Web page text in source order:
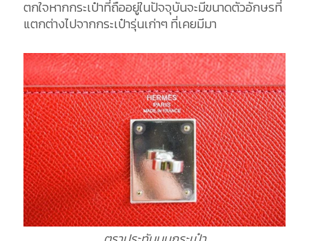
ตกใจหากกระเป๋าที่ถืออยู่ในปัจจุบันจะมีขนาดตัวอักษรที่
แตกต่างไปจากกระเป๋ารุ่นเก่าๆ ที่เคยมีมา